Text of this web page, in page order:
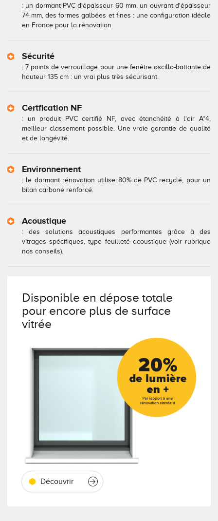
: un dormant PVC d'épaisseur 60 mm, un ouvrant d'épaisseur
74 mm, des formes galbées et fines : une configuration idéale
en France pour la rénovation.
Sécurité
: 7 points de verrouillage pour une fenêtre oscillo-battante de
hauteur 135 cm : un vrai plus très sécurisant.
Certfication NF
: un produit PVC certifié NF, avec étanchéité à l'air A*4,
meilleur classement possible. Une vraie garantie de qualité
et de longévité.
Environnement
: le dormant rénovation utilise 80% de PVC recyclé, pour un
bilan carbone renforcé.
Acoustique
: des solutions acoustiques performantes grâce à des
vitrages spécifiques, type feuilleté acoustique (voir rubrique
nos conseils).
Disponible en dépose totale
pour encore plus de surface
vitrée
Découvrir